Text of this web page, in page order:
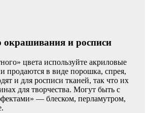
окрашивания и росписи
цвета используйте акриловые
продаются в виде порошка, спрея,
и для росписи тканей, так что их
для творчества. Могут быть с
— блеском, перламутром,